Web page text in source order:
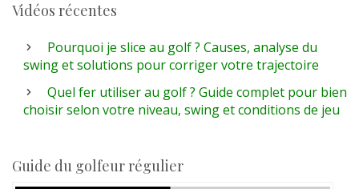
Vidéos récentes
Pourquoi je slice au golf ? Causes, analyse du
swing et solutions pour corriger votre trajectoire
Quel fer utiliser au golf ? Guide complet pour bien
choisir selon votre niveau, swing et conditions de jeu
Guide du golfeur régulier